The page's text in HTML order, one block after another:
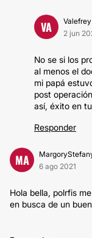
VA
Valefrey
2 jun
No se si los
al menos el
mi papá
post
así, éxito en
Responder
MA
6 ago 2021
Hola bella, polrfis
en busca de un